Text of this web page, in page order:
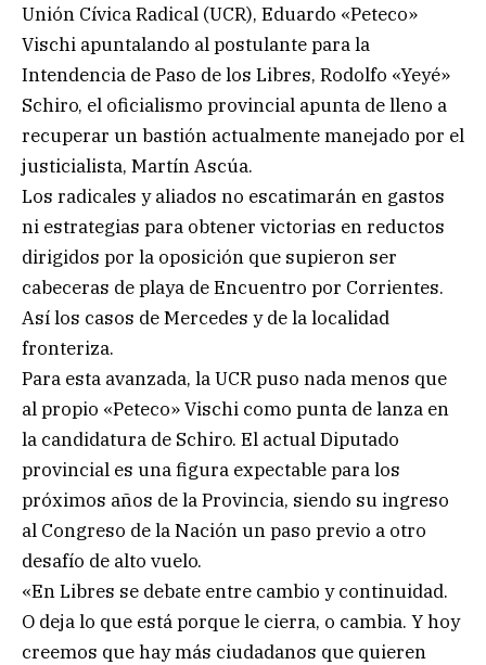
Unión Cívica Radical (UCR), Eduardo «Peteco»
Vischi apuntalando al postulante para la
Intendencia de Paso de los Libres, Rodolfo «Yeyé»
Schiro, el oficialismo provincial apunta de lleno a
recuperar un bastión actualmente manejado por el
justicialista, Martín Ascúa.
Los radicales y aliados no escatimarán en gastos
ni estrategias para obtener victorias en reductos
dirigidos por la oposición que supieron ser
cabeceras de playa de Encuentro por Corrientes.
Así los casos de Mercedes y de la localidad
fronteriza.
Para esta avanzada, la UCR puso nada menos que
al propio «Peteco» Vischi como punta de lanza en
la candidatura de Schiro. El actual Diputado
provincial es una figura expectable para los
próximos años de la Provincia, siendo su ingreso
al Congreso de la Nación un paso previo a otro
desafío de alto vuelo.
«En Libres se debate entre cambio y continuidad.
O deja lo que está porque le cierra, o cambia. Y hoy
creemos que hay más ciudadanos que quieren